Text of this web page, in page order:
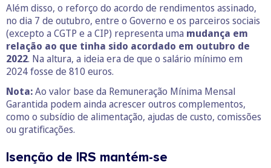
Além disso, o reforço do acordo de rendimentos assinado,
no dia 7 de outubro, entre o Governo e os parceiros sociais
(excepto a CGTP e a CIP) representa uma mudança em
relação ao que tinha sido acordado em outubro de
2022. Na altura, a ideia era de que o salário mínimo em
2024 fosse de 810 euros.
Nota:Ao valor base da Remuneração Mínima Mensal
Garantida podem ainda acrescer outros complementos,
como o subsídio de alimentação, ajudas de custo, comissões
ou gratificações.
Isenção de IRS mantém-se